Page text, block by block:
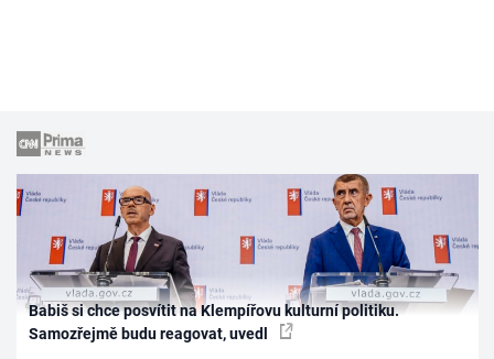
Babiš si chce posvítit na Klempířovu kulturní politiku.
Samozřejmě budu reagovat, uvedl